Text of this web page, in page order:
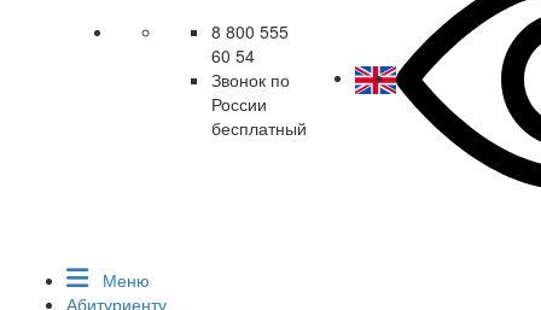
8 800 555
60 54
Звонок по
России
бесплатный
Меню
Абитуриенту